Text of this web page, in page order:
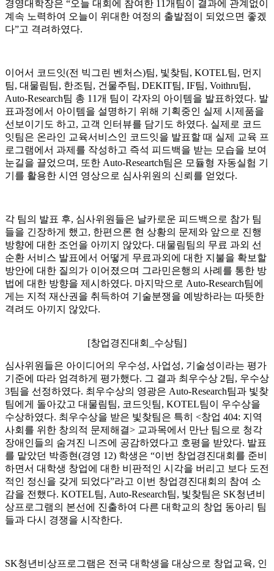
경영대학장은 “오늘 대회에 참여한 11개팀이 결과에 관계없이
계속 노력하여 오늘이 위대한 여정의 출발점이 되었으면 좋겠
다”고 격려하였다.
이어서 코드잇(전 빅그린 벤처스)팀, 빛찾팀, KOTEL팀, 먼지
팀, 대물림팀, 한조팀, 건물주팀, DEKIT팀, IF팀, Voithru팀,
Auto-Research팀 총 11개 팀이 각자의 아이템을 발표하였다. 발
표과정에서 아이템을 설명하기 위해 기획중인 실제 시제품을
선보이기도 하고, 고객 인터뷰를 담기도 하였다. 실제로 코드
잇팀은 온라인 교육서비스인 코드잇을 발표할 때 실제 교육 프
로그램에서 과제를 작성하고 즉석 피드백을 받는 모습을 보여
눈길을 끌었으며, 또한 Auto-Researtch팀은 모듈형 자동실험 기
기를 활용한 시연 영상으로 심사위원의 신뢰를 얻었다.
각 팀의 발표 후, 심사위원들은 날카로운 피드백으로 참가 팀
들을 긴장하게 했고, 한편으론 현 상황의 문제와 앞으로 진행
방향에 대한 조언을 아끼지 않았다. 대물림팀의 무료 과외 선
순환 서비스 발표에서 어떻게 무료과외에 대한 지불을 확보할
방안에 대한 질의가 이어졌으며 그라민은행의 사례를 통한 방
법에 대한 방향을 제시하였다. 마지막으로 Auto-Research팀에
게는 지적 재산권을 취득하여 기술분쟁을 예방하라는 따뜻한
격려도 아끼지 않았다.
[창업경진대회_수상팀]
심사위원들은 아이디어의 우수성, 사업성, 기술성이라는 평가
기준에 따라 엄격하게 평가했다. 그 결과 최우수상 2팀, 우수상
3팀을 선정하였다. 최우수상의 영광은 Auto-Research팀과 빛찾
팀에게 돌아갔고 대물림팀, 코드잇팀, KOTEL팀이 우수상을
수상하였다. 최우수상을 받은 빛찾팀은 특히 <창업 404: 지역
사회를 위한 창의적 문제해결> 교과목에서 만난 팀으로 청각
장애인들의 숨겨진 니즈에 공감하였다고 호평을 받았다. 발표
를 맡았던 박종현(경영 12) 학생은 “이번 창업경진대회를 준비
하면서 대학생 창업에 대한 비판적인 시각을 버리고 보다 도전
적인 정신을 갖게 되었다”라고 이번 창업경진대회의 참여 소
감을 전했다. KOTEL팀, Auto-Research팀, 빛찾팀은 SK청년비
상프로그램의 본선에 진출하여 다른 대학교의 창업 동아리 팀
들과 다시 경쟁을 시작한다.
SK청년비상프로그램은 전국 대학생을 대상으로 창업교육, 인